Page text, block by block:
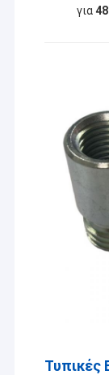
για
Τυπικές